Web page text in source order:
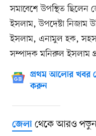
সমাবেশে উপস্থিত
ইসলাম, উপদেষ্টা নিজাম
ইসলাম, এনামুল হক,
সম্পাদক মনিরুল ইসলাম
প্রথম আলোর খবর
করুন
জেলাথেকে আরও